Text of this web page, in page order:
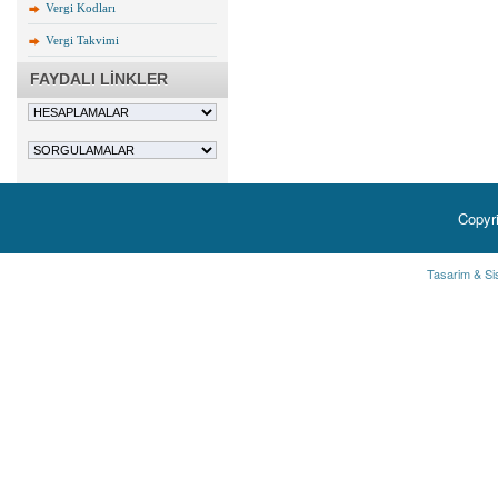
Vergi Kodları
Vergi Takvimi
FAYDALI LİNKLER
Tasarim &